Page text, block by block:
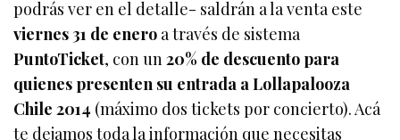
podrás ver en el detalle- saldrán a la venta este
viernes 31 de enero a través de sistema
PuntoTicket, con un20% de descuento para
quienes presenten su entrada a Lollapalooza
Chile 2014 (máximo dos tickets por concierto). Acá
te dejamos toda la información que necesitas